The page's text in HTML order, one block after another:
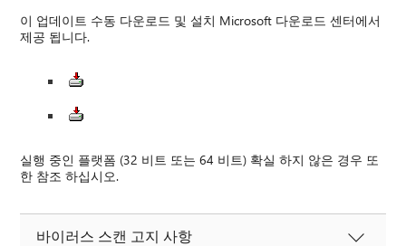
이 업데이트 수동 다운로드 및 설치 Microsoft 다운로드 센터에서
제공 됩니다.
실행 중인 플랫폼 (32 비트 또는 64 비트) 확실 하지 않은 경우 또
한 참조 하십시오.
바이러스 스캔 고지 사항